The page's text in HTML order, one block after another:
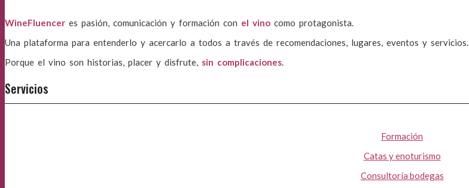
WineFluencer es pasión, comunicación y formación con el vino como protagonista.
Una plataforma para entenderlo y acercarlo a todos a través de recomendaciones, lugares, eventos y servicios.
Porque el vino son historias, placer y disfrute, sin complicaciones.
Servicios
Formación
Catas y enoturismo
Consultoría bodegas